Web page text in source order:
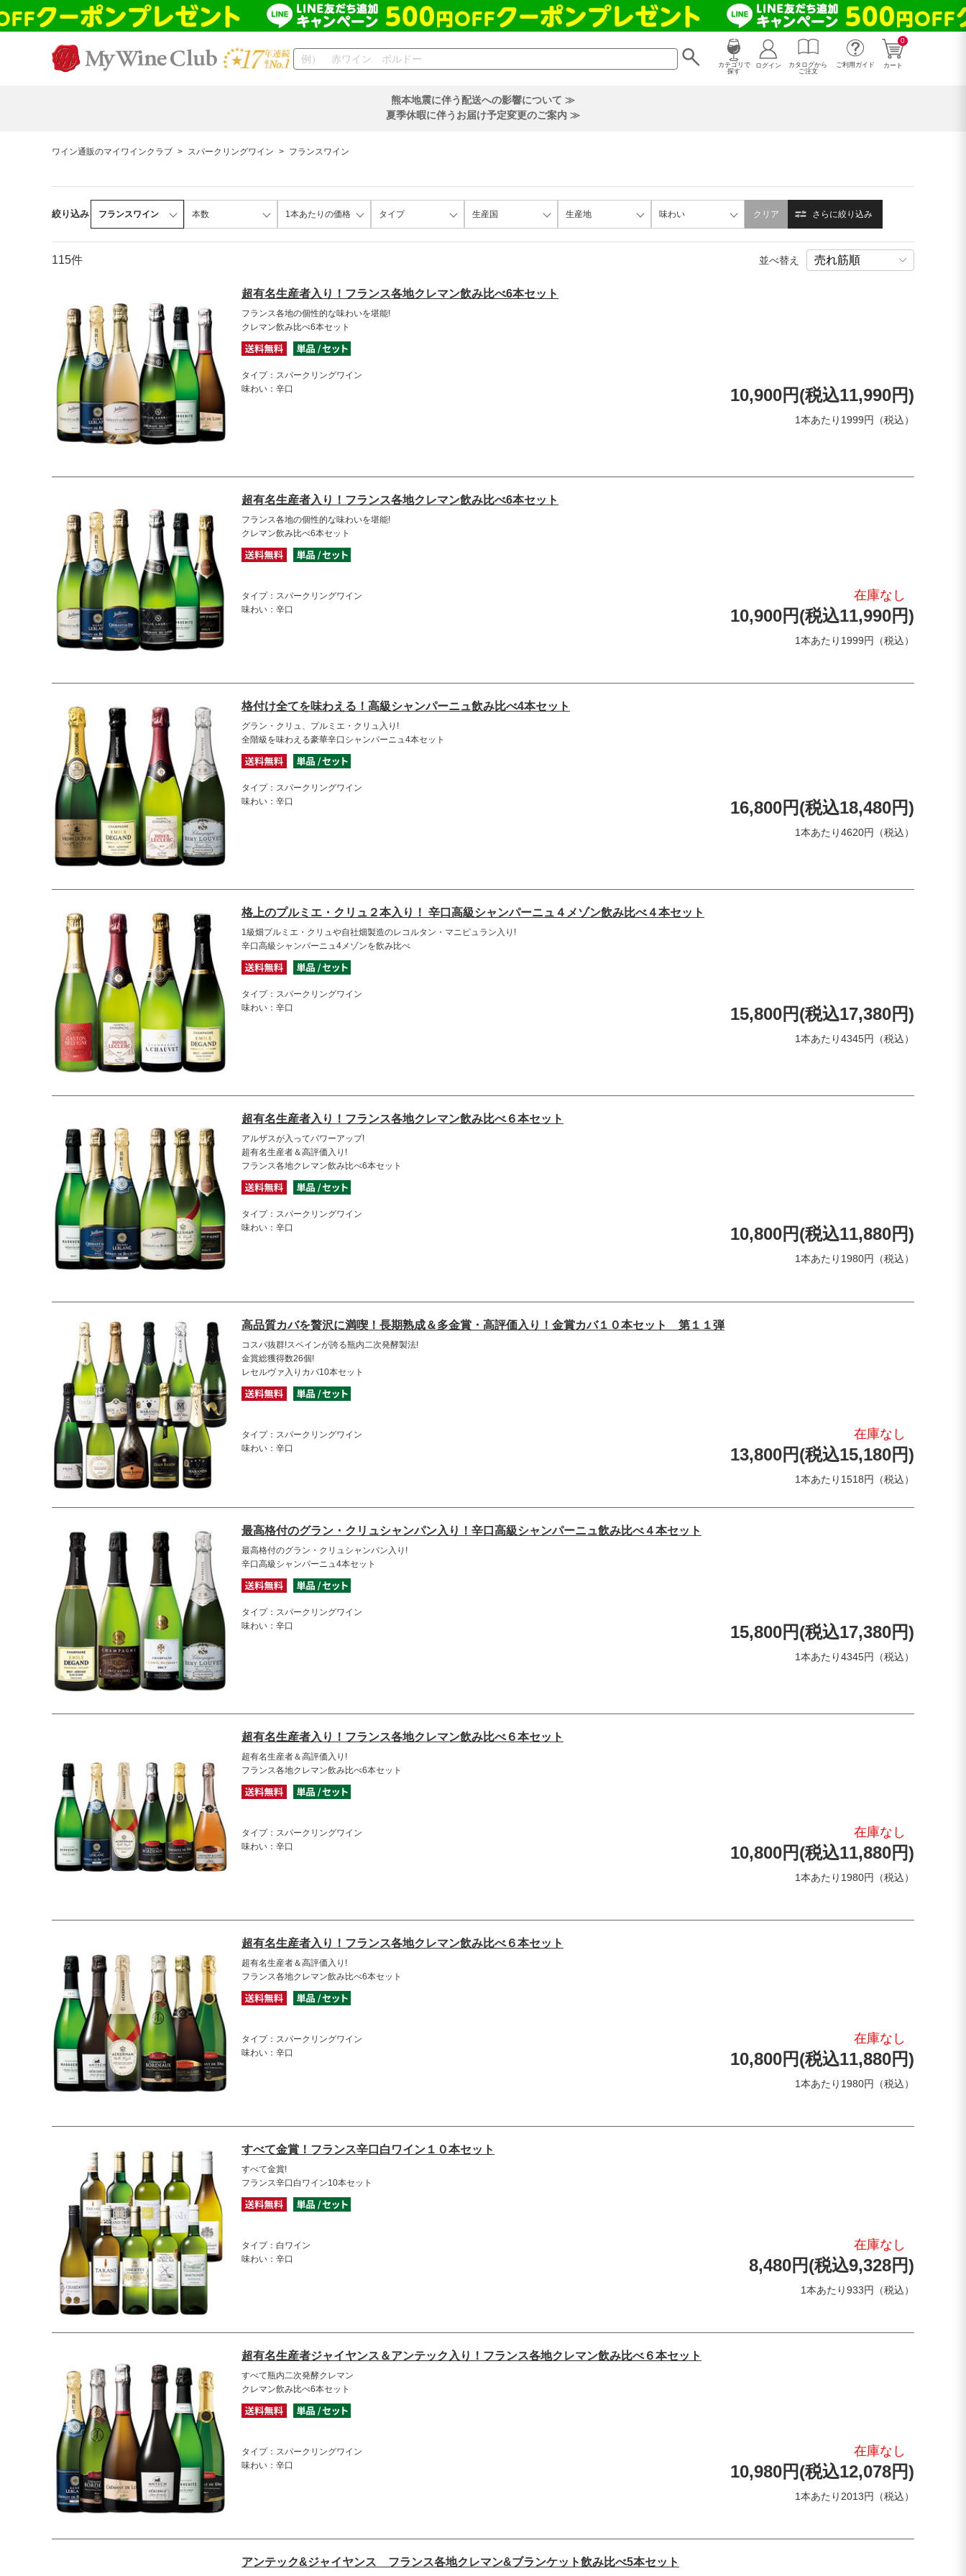
カテゴリで
探す
0
カート
ログイン
カタログから
ご注文
ご利用ガイド
熊本地震に伴う配送への影響について ≫
夏季休暇に伴うお届け予定変更のご案内 ≫
ワイン通販のマイワインクラブ > スパークリングワイン > フランスワイン
絞り込み フランスワイン 本数 1本あたりの価格 タイプ 生産国 生産地 味わい クリア さらに絞り込み
115件 並べ替え
超有名生産者入り！フランス各地クレマン飲み比べ6本セット
フランス各地の個性的な味わいを堪能!
クレマン飲み比べ6本セット
タイプ：スパークリングワイン
味わい：辛口
10,900円(税込11,990円)
1本あたり1999円（税込）
超有名生産者入り！フランス各地クレマン飲み比べ6本セット
フランス各地の個性的な味わいを堪能!
クレマン飲み比べ6本セット
タイプ：スパークリングワイン
味わい：辛口
在庫なし
10,900円(税込11,990円)
1本あたり1999円（税込）
格付け全てを味わえる！高級シャンパーニュ飲み比べ4本セット
グラン・クリュ、プルミエ・クリュ入り!
全階級を味わえる豪華辛口シャンパーニュ4本セット
タイプ：スパークリングワイン
味わい：辛口
16,800円(税込18,480円)
1本あたり4620円（税込）
格上のプルミエ・クリュ２本入り！ 辛口高級シャンパーニュ４メゾン飲み比べ４本セット
1級畑プルミエ・クリュや自社畑製造のレコルタン・マニピュラン入り!
辛口高級シャンパーニュ4メゾンを飲み比べ
タイプ：スパークリングワイン
味わい：辛口
15,800円(税込17,380円)
1本あたり4345円（税込）
超有名生産者入り！フランス各地クレマン飲み比べ６本セット
アルザスが入ってパワーアップ!
超有名生産者＆高評価入り!
フランス各地クレマン飲み比べ6本セット
タイプ：スパークリングワイン
味わい：辛口
10,800円(税込11,880円)
1本あたり1980円（税込）
高品質カバを贅沢に満喫！長期熟成＆多金賞・高評価入り！金賞カバ１０本セット 第１１弾
コスパ抜群!スペインが誇る瓶内二次発酵製法!
金賞総獲得数26個!
レセルヴァ入りカバ10本セット
タイプ：スパークリングワイン
味わい：辛口
在庫なし
13,800円(税込15,180円)
1本あたり1518円（税込）
最高格付のグラン・クリュシャンパン入り！辛口高級シャンパーニュ飲み比べ４本セット
最高格付のグラン・クリュシャンパン入り!
辛口高級シャンパーニュ4本セット
タイプ：スパークリングワイン
味わい：辛口
15,800円(税込17,380円)
1本あたり4345円（税込）
超有名生産者入り！フランス各地クレマン飲み比べ６本セット
超有名生産者＆高評価入り!
フランス各地クレマン飲み比べ6本セット
タイプ：スパークリングワイン
味わい：辛口
在庫なし
10,800円(税込11,880円)
1本あたり1980円（税込）
超有名生産者入り！フランス各地クレマン飲み比べ６本セット
超有名生産者＆高評価入り!
フランス各地クレマン飲み比べ6本セット
タイプ：スパークリングワイン
味わい：辛口
在庫なし
10,800円(税込11,880円)
1本あたり1980円（税込）
すべて金賞！フランス辛口白ワイン１０本セット
すべて金賞!
フランス辛口白ワイン10本セット
タイプ：白ワイン
味わい：辛口
在庫なし
8,480円(税込9,328円)
1本あたり933円（税込）
超有名生産者ジャイヤンス＆アンテック入り！フランス各地クレマン飲み比べ６本セット
すべて瓶内二次発酵クレマン
クレマン飲み比べ6本セット
タイプ：スパークリングワイン
味わい：辛口
在庫なし
10,980円(税込12,078円)
1本あたり2013円（税込）
アンテック&ジャイヤンス フランス各地クレマン&ブランケット飲み比べ5本セット